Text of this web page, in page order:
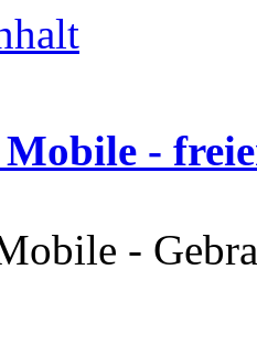
Mobile -
-